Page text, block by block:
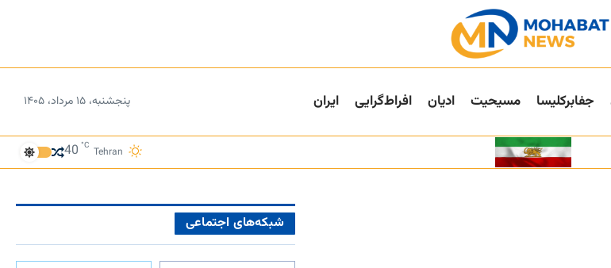
جفا‌بر‌کلیسا مسیحیت ادیان افراط‌گرایی ایران پنجشنبه، ۱۵ مرداد، ۱۴۰۵
Tehran
40 °C
شبکه‌های اجتماعی